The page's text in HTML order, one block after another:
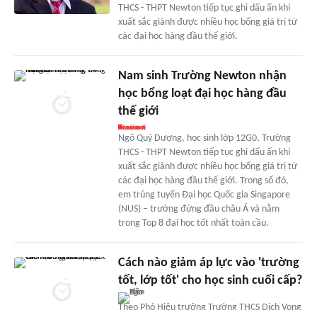
THCS - THPT Newton tiếp tục ghi dấu ấn khi
xuất sắc giành được nhiều học bổng giá trị từ
các đại học hàng đầu thế giới.
Nam sinh Trường Newton nhận
học bổng loạt đại học hàng đầu
thế giới
Ngô Quý Dương, học sinh lớp 12G0, Trường
THCS - THPT Newton tiếp tục ghi dấu ấn khi
xuất sắc giành được nhiều học bổng giá trị từ
các đại học hàng đầu thế giới. Trong số đó,
em trúng tuyển Đại học Quốc gia Singapore
(NUS) – trường đứng đầu châu Á và nằm
trong Top 8 đại học tốt nhất toàn cầu.
Cách nào giảm áp lực vào 'trường
tốt, lớp tốt' cho học sinh cuối cấp?
Theo Phó Hiệu trưởng Trường THCS Dịch Vọng